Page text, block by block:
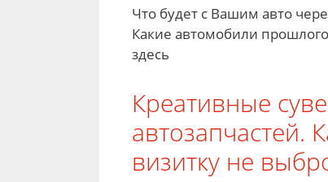
Что будет с Вашим авто
Какие автомобили
здесь
Креативные
автозапчастей.
визитку не